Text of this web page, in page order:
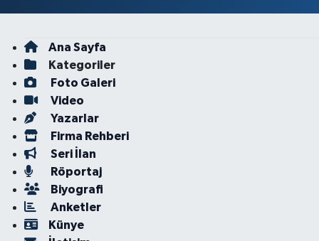
Ana Sayfa
Kategoriler
Foto Galeri
Video
Yazarlar
Firma Rehberi
Seri İlan
Röportaj
Biyografi
Anketler
Künye